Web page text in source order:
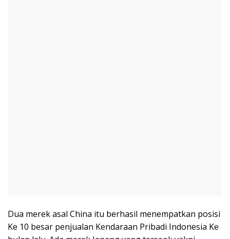
Dua merek asal China itu berhasil menempatkan posisi
Ke 10 besar penjualan Kendaraan Pribadi Indonesia Ke